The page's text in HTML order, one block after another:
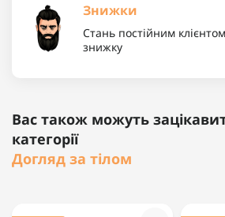
Знижки
Стань постійним
знижку
Вас також можуть
категорії
Догляд за тілом